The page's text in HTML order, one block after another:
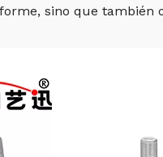
sino que